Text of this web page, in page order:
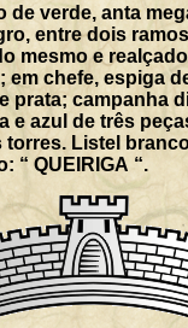
de verde, anta
entre dois
mesmo e
em chefe, espiga
prata; campanha
e azul de três
torres. Listel
“ QUEIRIGA “.